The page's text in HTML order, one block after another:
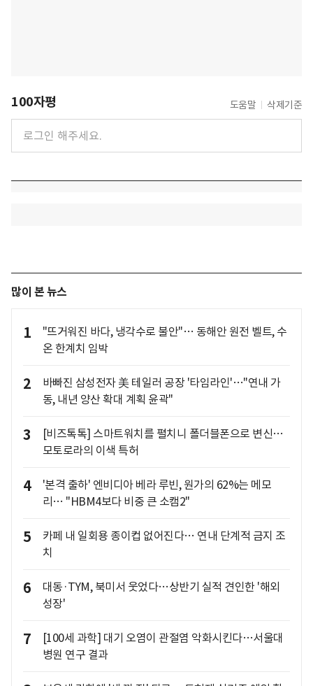
100자평 도움말 삭제기준
많이 본 뉴스
1
"뜨거워진 바다, 냉각수로 불안"… 동해안 원전 벨트, 수
온 한계치 임박
2
바빠진 삼성전자 美 테일러 공장 '타임라인'…"연내 가
동, 내년 양산 확대 계획 윤곽"
3
[비즈톡톡] 스마트워치를 펼치니 폴더블폰으로 변신…
모토로라의 이색 특허
4
'본격 출하' 엔비디아 베라 루빈, 원가의 62%는 메모
리… "HBM4보다 비중 큰 소캠2"
5
카페 내 일회용 종이컵 없어진다… 연내 단계적 금지 조
치
6
대동·TYM, 북미서 웃었다…상반기 실적 견인한 '해외
성장'
7
[100세 과학] 대기 오염이 관절염 악화시킨다…서울대
병원 연구 결과